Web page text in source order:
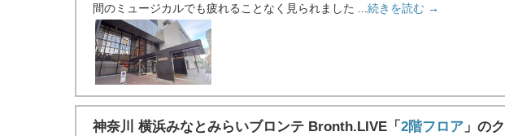
間のミュージカルでも疲れることなく見られました ... 続きを読む →
神奈川 横浜みなとみらいブロンテ Bronth.LIVE「 2階フロア 」の